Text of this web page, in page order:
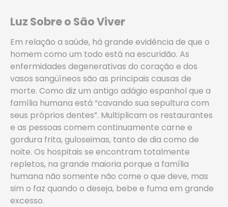
Luz Sobre o São Viver
Em relação a saúde, há grande evidência de que o
homem como um todo está na escuridão. As
enfermidades degenerativas do coração e dos
vasos sangüíneos são as principais causas de
morte. Como diz um antigo adágio espanhol que a
família humana está “cavando sua sepultura com
seus próprios dentes”. Multiplicam os restaurantes
e as pessoas comem continuamente carne e
gordura frita, guloseimas, tanto de dia como de
noite. Os hospitais se encontram totalmente
repletos, na grande maioria porque a família
humana não somente não come o que deve, mas
sim o faz quando o deseja, bebe e fuma em grande
excesso.